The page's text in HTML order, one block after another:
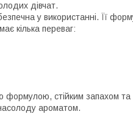
дівчат.
у використанні. Її
кілька переваг:
формулою, стійким запахом та
ароматом.